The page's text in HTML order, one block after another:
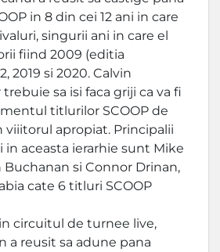
in 8 din cei 12 ani in care
singurii ani in care el
fiind 2009 (editia
2019 si 2020. Calvin
sa isi faca griji ca va fi
titlurilor SCOOP de
viiitorul apropiat. Principalii
aceasta ierarhie sunt Mike
Buchanan si Connor Drinan,
cate 6 titluri SCOOP
circuitul de turnee live,
a reusit sa adune pana